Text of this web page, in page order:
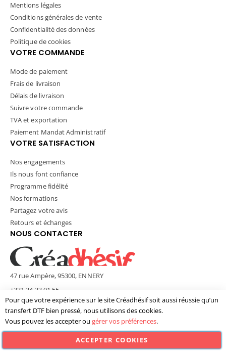
Mentions légales
Conditions générales de vente
Confidentialité des données
Politique de cookies
VOTRE COMMANDE
Mode de paiement
Frais de livraison
Délais de livraison
Suivre votre commande
TVA et exportation
Paiement Mandat Administratif
VOTRE SATISFACTION
Nos engagements
Ils nous font confiance
Programme fidélité
Nos formations
Partagez votre avis
Retours et échanges
NOUS CONTACTER
47 rue Ampère, 95300, ENNERY
+331 34 33 01 55
contact@creadhesif.com
Lun - Ven / 9h30 - 12h00 & 14h00 - 17h00
© Créadhésif 2025. Tous Droits Réservés.
Pour que votre expérience sur le site Créadhésif soit aussi réussie qu’un
transfert DTF bien pressé, nous utilisons des cookies.
Vous pouvez les accepter ou gérer vos préférences.
ACCEPTER COOKIES